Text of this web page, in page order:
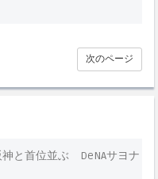
次のページ